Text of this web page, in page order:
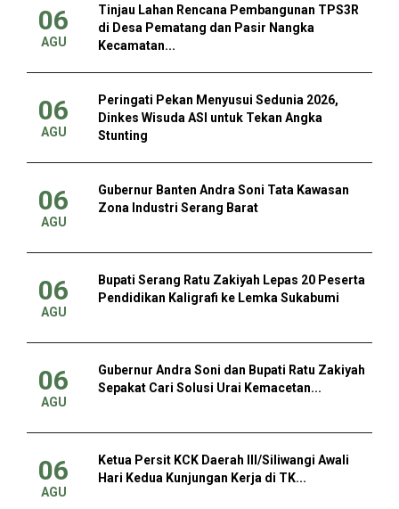
06
AGU
Tinjau Lahan Rencana Pembangunan TPS3R
di Desa Pematang dan Pasir Nangka
Kecamatan...
06
AGU
Peringati Pekan Menyusui Sedunia 2026,
Dinkes Wisuda ASI untuk Tekan Angka
Stunting
06
AGU
Gubernur Banten Andra Soni Tata Kawasan
Zona Industri Serang Barat
06
AGU
Bupati Serang Ratu Zakiyah Lepas 20 Peserta
Pendidikan Kaligrafi ke Lemka Sukabumi
06
AGU
Gubernur Andra Soni dan Bupati Ratu Zakiyah
Sepakat Cari Solusi Urai Kemacetan...
06
AGU
Ketua Persit KCK Daerah III/Siliwangi Awali
Hari Kedua Kunjungan Kerja di TK...